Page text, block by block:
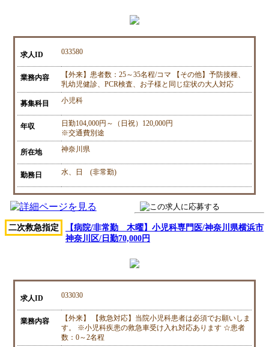
求人ID 033580
業務内容
【外来】患者数：25～35名程/コマ 【その他】予防接種、
乳幼児健診、PCR検査、お子様と同じ症状の大人対応
募集科目 小児科
年収
日勤104,000円～（日祝）120,000円
※交通費別途
所在地 神奈川県
勤務日 水、日 (非常勤)
二次救急指定
【病院/非常勤 木曜】小児科専門医/神奈川県横浜市
神奈川区/日勤70,000円
求人ID 033030
業務内容
【外来】 【救急対応】当院小児科患者は必須でお願いしま
す。 ※小児科疾患の救急車受け入れ対応あります ☆患者
数：0～2名程